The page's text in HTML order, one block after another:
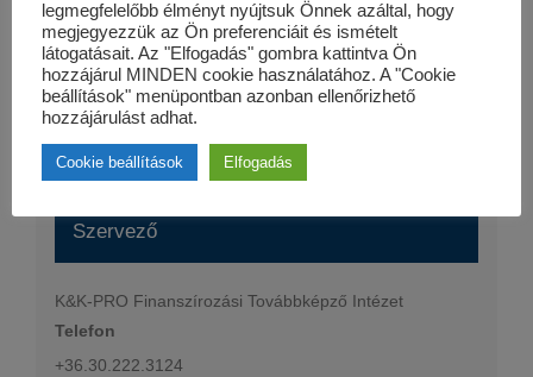
Esemény kategória:
Szaktanfolyamok
Honlap:
https://kk-pro.hu/oktatas/projektfinanszirozas-tanfolyam/
Szervező
K&K-PRO Finanszírozási Továbbképző Intézet
Telefon
+36.30.222.3124
legmegfelelőbb élményt nyújtsuk Önnek azáltal, hogy
megjegyezzük az Ön preferenciáit és ismételt
látogatásait. Az "Elfogadás" gombra kattintva Ön
hozzájárul MINDEN cookie használatához. A "Cookie
beállítások" menüpontban azonban ellenőrizhető
hozzájárulást adhat.
Cookie beállítások Elfogadás